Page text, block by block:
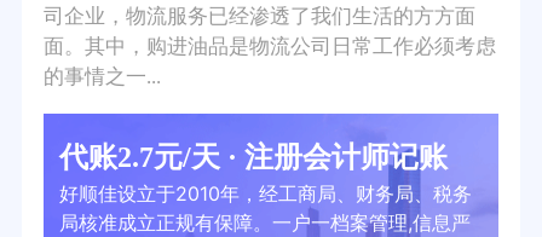
司企业，物流服务已经渗透了我们生活的方方面
面。其中，购进油品是物流公司日常工作必须考虑
的事情之一...
代账2.7元/天 · 注册会计师记账
好顺佳设立于2010年，经工商局、财务局、税务
局核准成立正规有保障。一户一档案管理,信息严